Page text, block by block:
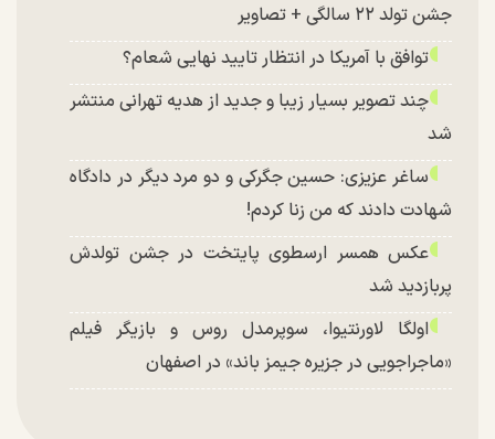
جشن تولد ۲۲ سالگی + تصاویر
توافق با آمریکا در انتظار تایید نهایی شعام؟
چند تصویر بسیار زیبا و جدید از هدیه تهرانی منتشر
شد
ساغر عزیزی: حسین جگرکی و دو مرد دیگر در دادگاه
شهادت دادند که من زنا کردم!
عکس همسر ارسطوی پایتخت در جشن تولدش
پربازدید شد
اولگا لاورنتیوا، سوپرمدل روس و بازیگر فیلم
«ماجراجویی در جزیره جیمز باند» در اصفهان